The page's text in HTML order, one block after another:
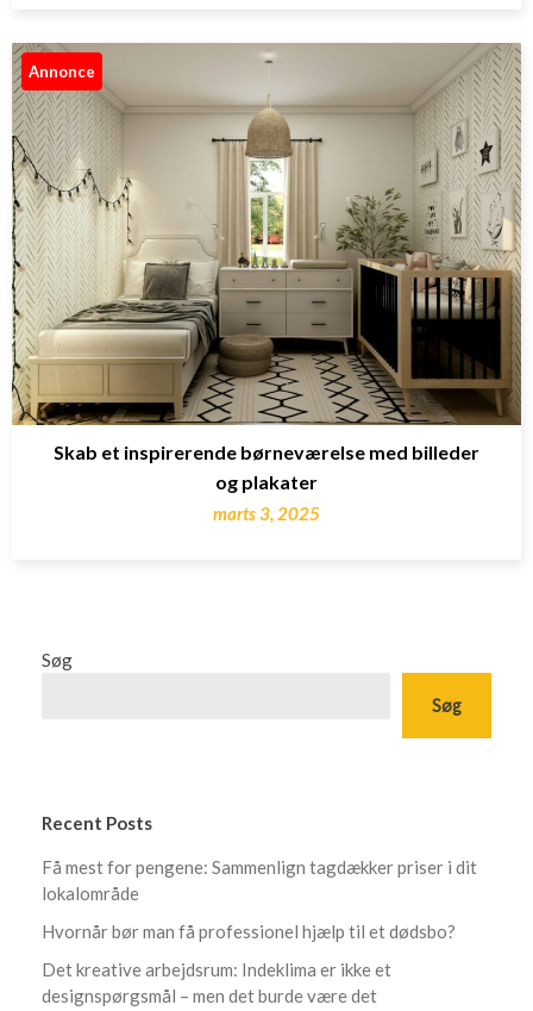
Annonce
Skab et inspirerende børneværelse med billeder
og plakater
marts 3, 2025
Søg
Søg
Recent Posts
Få mest for pengene: Sammenlign tagdækker priser i dit
lokalområde
Hvornår bør man få professionel hjælp til et dødsbo?
Det kreative arbejdsrum: Indeklima er ikke et
designspørgsmål – men det burde være det